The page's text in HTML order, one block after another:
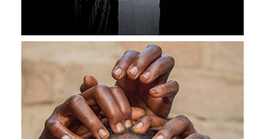
2020
La Cité de
demain